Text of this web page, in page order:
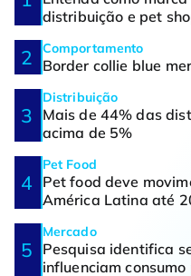
distribuição e pet
Comportamento
Border collie blue
Distribuição
Mais de 44% das
acima de 5%
Pet Food
Pet food deve
América Latina até
Mercado
Pesquisa identifica
influenciam consumo